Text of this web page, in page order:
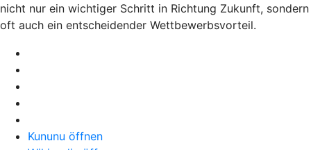
nicht nur ein wichtiger Schritt in Richtung Zukunft, sondern
oft auch ein entscheidender Wettbewerbsvorteil.
Kununu öffnen